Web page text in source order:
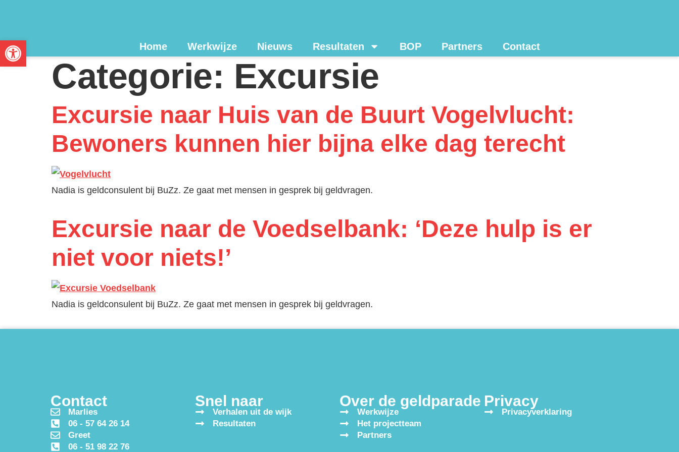
Home Werkwijze Nieuws Resultaten BOP Partners Contact
Categorie: Excursie
Excursie naar Huis van de Buurt Vogelvlucht:
Bewoners kunnen hier bijna elke dag terecht
Nadia is geldconsulent bij BuZz. Ze gaat met mensen in gesprek bij geldvragen.
Excursie naar de Voedselbank: ‘Deze hulp is er
niet voor niets!’
Nadia is geldconsulent bij BuZz. Ze gaat met mensen in gesprek bij geldvragen.
Contact
Marlies
06 - 57 64 26 14
Greet
06 - 51 98 22 76
Snel naar
Verhalen uit de wijk
Resultaten
Over de geldparade
Werkwijze
Het projectteam
Partners
Privacy
Privacyverklaring
Toolbar openen